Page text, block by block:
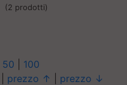
(2 prodotti)
50
100
prezzo ↑ prezzo ↓